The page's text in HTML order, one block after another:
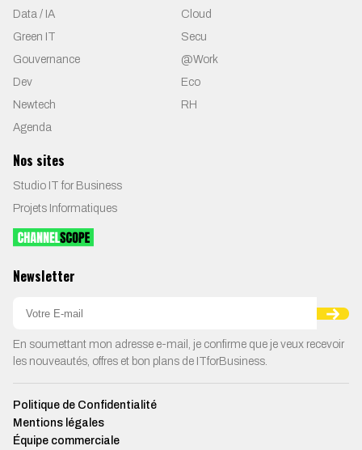
Data / IA
Cloud
Green IT
Secu
Gouvernance
@Work
Dev
Eco
Newtech
RH
Agenda
Nos sites
Studio IT for Business
Projets Informatiques
Newsletter
En soumettant mon adresse e-mail, je confirme que je veux recevoir
les nouveautés, offres et bon plans de ITforBusiness.
Politique de Confidentialité
Mentions légales
Équipe commerciale